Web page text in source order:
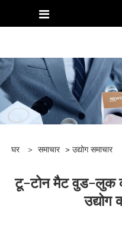
घर > समाचार > उद्योग समाचार
टू-टोन मैट वुड-लुक